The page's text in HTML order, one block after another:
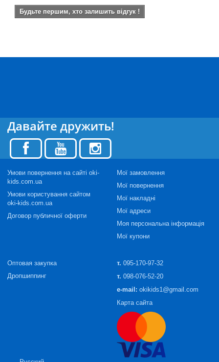
Будьте першим, хто залишить відгук !
Давайте дружить!
Умови повернення на сайті oki-
kids.com.ua
Умови користування сайтом
oki-kids.com.ua
Договор публичної оферти
Мої замовлення
Мої повернення
Мої накладні
Мої адреси
Моя персональна інформація
Мої купони
Оптовая закупка
Дропшиппинг
т. 095-170-97-32
т. 098-076-52-20
e-mail: okikids1@gmail.com
Карта сайта